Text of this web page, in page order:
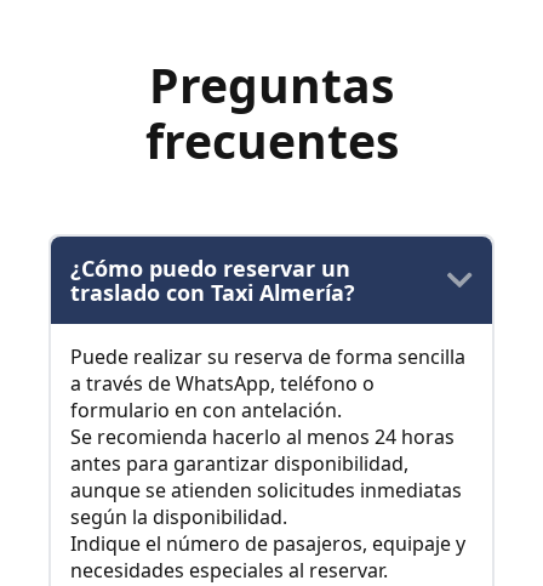
Preguntas
frecuentes
¿Cómo puedo reservar un
traslado con Taxi Almería?
Puede realizar su reserva de forma sencilla
a través de WhatsApp, teléfono o
formulario en con antelación.
Se recomienda hacerlo al menos 24 horas
antes para garantizar disponibilidad,
aunque se atienden solicitudes inmediatas
según la disponibilidad.
Indique el número de pasajeros, equipaje y
necesidades especiales al reservar.